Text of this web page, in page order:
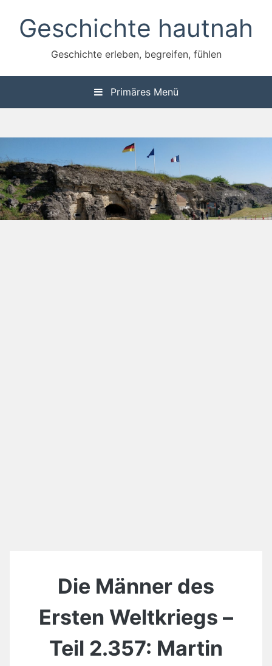
Inhalt
springenGeschichte hautnah
Geschichte erleben, begreifen, fühlen
Primäres Menü
Die Männer des
Ersten Weltkriegs –
Teil 2.357: Martin